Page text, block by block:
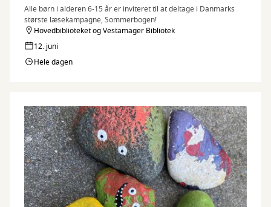
Alle børn i alderen 6-15 år er inviteret til at deltage i Danmarks
største læsekampagne, Sommerbogen!
Hovedbiblioteket og Vestamager Bibliotek
12. juni
Hele dagen